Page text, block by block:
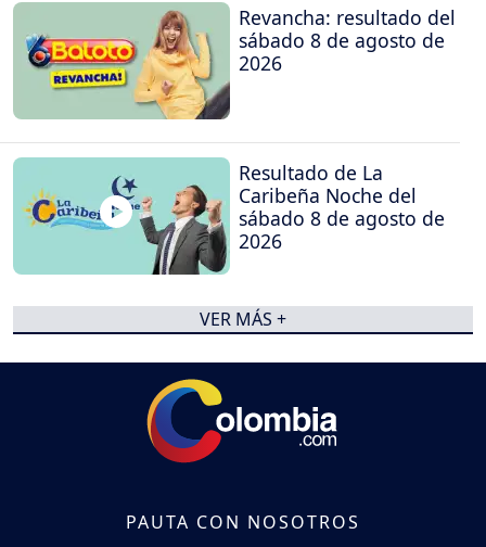
Revancha: resultado del
sábado 8 de agosto de
2026
Resultado de La
Caribeña Noche del
sábado 8 de agosto de
2026
VER MÁS +
PAUTA CON NOSOTROS